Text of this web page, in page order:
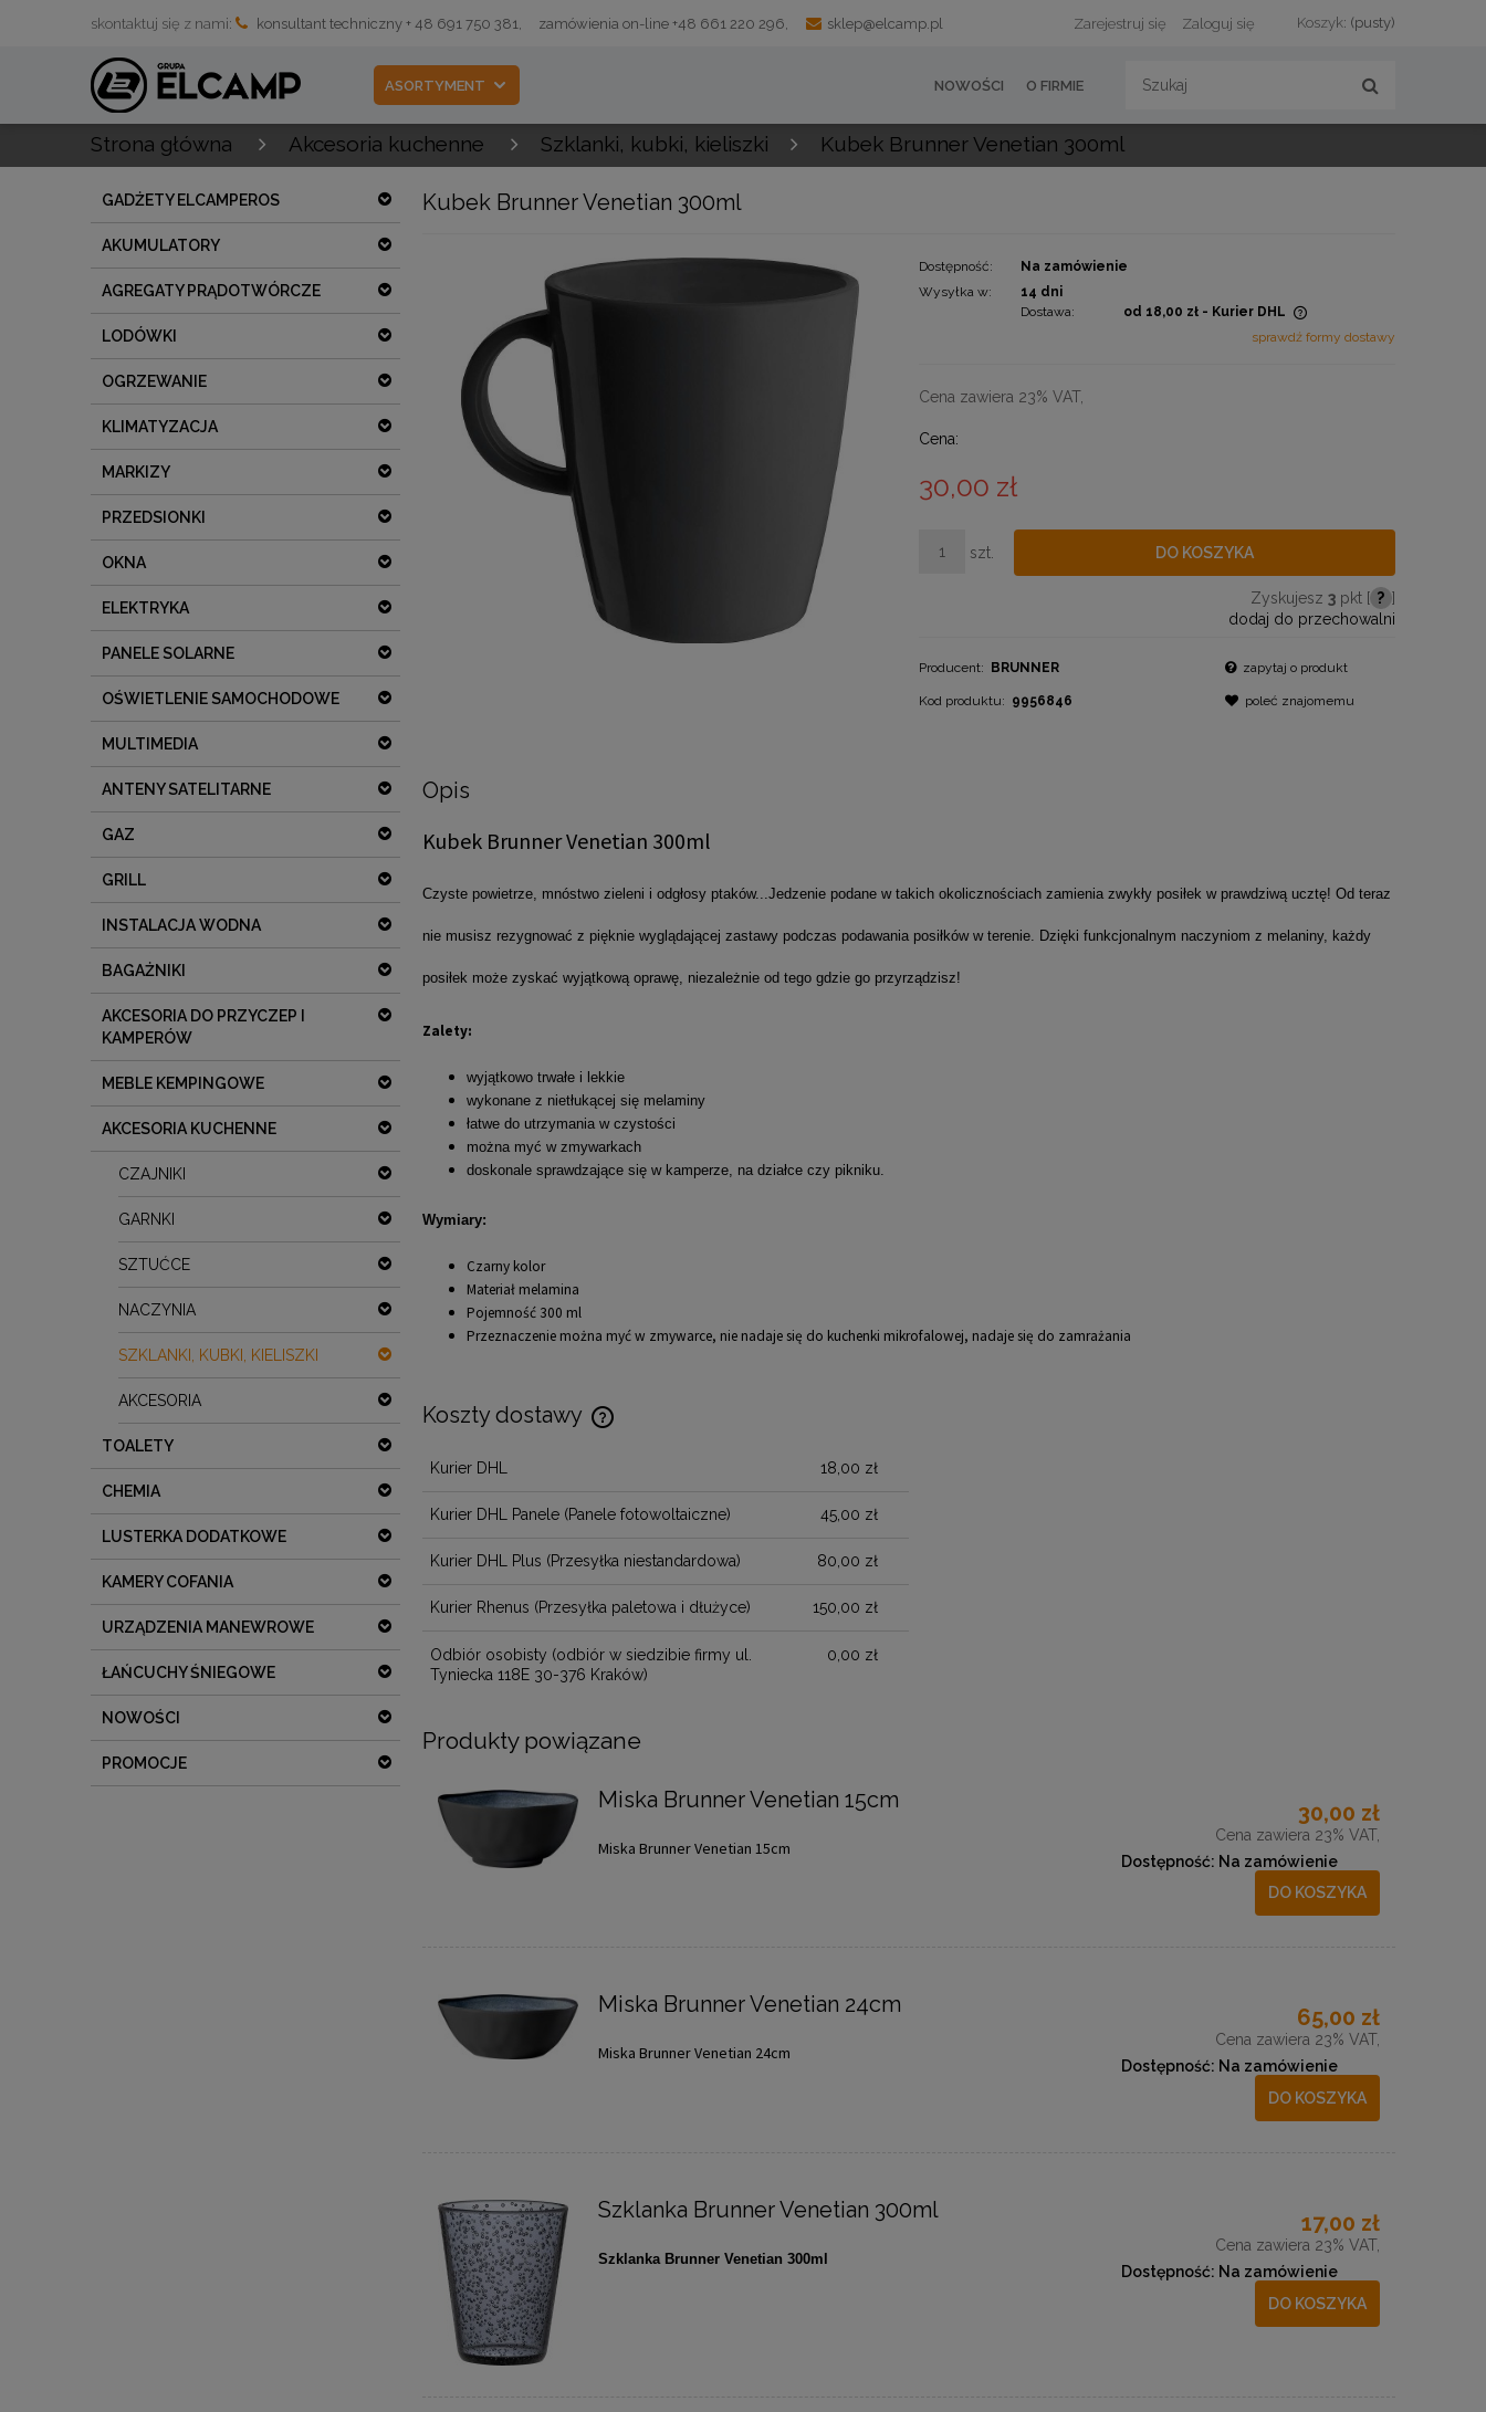
Koszyk: (pusty)
Zarejestruj się Zaloguj się
skontaktuj się z nami: konsultant techniczny + 48 691 750 381, zamówienia on-line +48 661 220 296, sklep@elcamp.pl
NOWOŚCI
ASORTYMENT O FIRMIE
Strona główna Akcesoria kuchenne Szklanki, kubki, kieliszki Kubek Brunner Venetian 300ml
GADŻETY ELCAMPEROS
AKUMULATORY
AGREGATY PRĄDOTWÓRCZE
LODÓWKI
OGRZEWANIE
KLIMATYZACJA
MARKIZY
PRZEDSIONKI
OKNA
ELEKTRYKA
PANELE SOLARNE
OŚWIETLENIE SAMOCHODOWE
MULTIMEDIA
ANTENY SATELITARNE
GAZ
GRILL
INSTALACJA WODNA
BAGAŻNIKI
AKCESORIA DO PRZYCZEP I
KAMPERÓW
MEBLE KEMPINGOWE
AKCESORIA KUCHENNE
CZAJNIKI
GARNKI
SZTUĆCE
NACZYNIA
SZKLANKI, KUBKI, KIELISZKI
AKCESORIA
TOALETY
CHEMIA
LUSTERKA DODATKOWE
KAMERY COFANIA
URZĄDZENIA MANEWROWE
ŁAŃCUCHY ŚNIEGOWE
NOWOŚCI
PROMOCJE
Kubek Brunner Venetian 300ml
Dostępność:
Na zamówienie
Wysyłka w:
14 dni
Dostawa:
od 18,00 zł - Kurier DHL
sprawdź formy dostawy
Cena zawiera 23% VAT,
Cena:
30,00 zł
szt. DO KOSZYKA
Zyskujesz 3pkt [ ? ]
dodaj do przechowalni
Producent: BRUNNER
Kod produktu: 9956846
zapytaj o produkt
poleć znajomemu
Opis
Kubek Brunner Venetian 300ml
Czyste powietrze, mnóstwo zieleni i odgłosy ptaków...Jedzenie podane w takich okolicznościach zamienia zwykły posiłek w prawdziwą ucztę! Od teraz
nie musisz rezygnować z pięknie wyglądającej zastawy podczas podawania posiłków w terenie. Dzięki funkcjonalnym naczyniom z melaniny, każdy
posiłek może zyskać wyjątkową oprawę, niezależnie od tego gdzie go przyrządzisz!
Zalety:
wyjątkowo trwałe i lekkie
wykonane z nietłukącej się melaminy
łatwe do utrzymania w czystości
można myć w zmywarkach
doskonale sprawdzające się w kamperze, na działce czy pikniku.
Wymiary:
Czarny kolor
Materiał melamina
Pojemność 300 ml
Przeznaczenie można myć w zmywarce, nie nadaje się do kuchenki mikrofalowej, nadaje się do zamrażania
Koszty dostawy
Cena nie zawiera ewentualnych kosztów
Kurier DHL 18,00 zł
Kurier DHL Panele (Panele fotowoltaiczne) 45,00 zł
Kurier DHL Plus (Przesyłka niestandardowa) 80,00 zł
Kurier Rhenus (Przesyłka paletowa i dłużyce) 150,00 zł
Odbiór osobisty (odbiór w siedzibie firmy ul.
Tyniecka 118E 30-376 Kraków)
0,00 zł
Produkty powiązane
Miska Brunner Venetian 15cm
Miska Brunner Venetian 15cm
30,00 zł
Cena zawiera 23% VAT,
Dostępność: Na zamówienie
DO KOSZYKA
Miska Brunner Venetian 24cm
Miska Brunner Venetian 24cm
65,00 zł
Cena zawiera 23% VAT,
Dostępność: Na zamówienie
DO KOSZYKA
Szklanka Brunner Venetian 300ml
Szklanka Brunner Venetian 300ml
17,00 zł
Cena zawiera 23% VAT,
Dostępność: Na zamówienie
DO KOSZYKA